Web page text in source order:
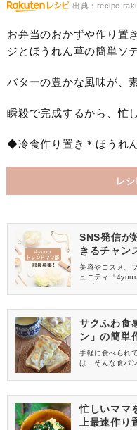
出典：
お弁当のおかずや作り置
ジとほうれん草の簡単ソ
バターの豊かな風味が、
瞬殺で完成するから、忙
◆冷食作り置き＊ほうれ
レ
SNS発信が
きるチャン
員募集中
美容やコスメ、
ュニティ『
信してくれる方
サクふわ食
ン」の簡単
手軽に食べられ
は、そんな食パ
忙しいママ
上最速作り